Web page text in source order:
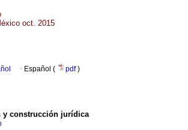
oct. 2015
· Español ( pdf)
y construcción jurídica